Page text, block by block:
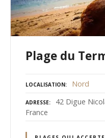
Plage du
LOCALISATION Nord
ADRESSE
42 Digue
France